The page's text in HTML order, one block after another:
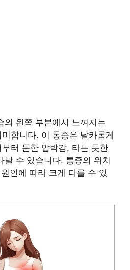
의 왼쪽 부분에서 느껴지는
합니다. 이 통증은 날카롭게
터 둔한 압박감, 타는 듯한
날 수 있습니다. 통증의 위치
인에 따라 크게 다를 수 있